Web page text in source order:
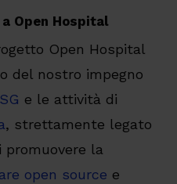
Open Hospital
Open Hospital
del nostro impegno
e le attività di
, strettamente legato
la
open source e